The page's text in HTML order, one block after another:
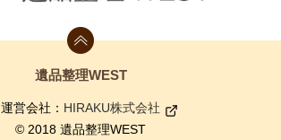
遺品整理WEST
運営会社： HIRAKU株式会社
© 2018 遺品整理WEST